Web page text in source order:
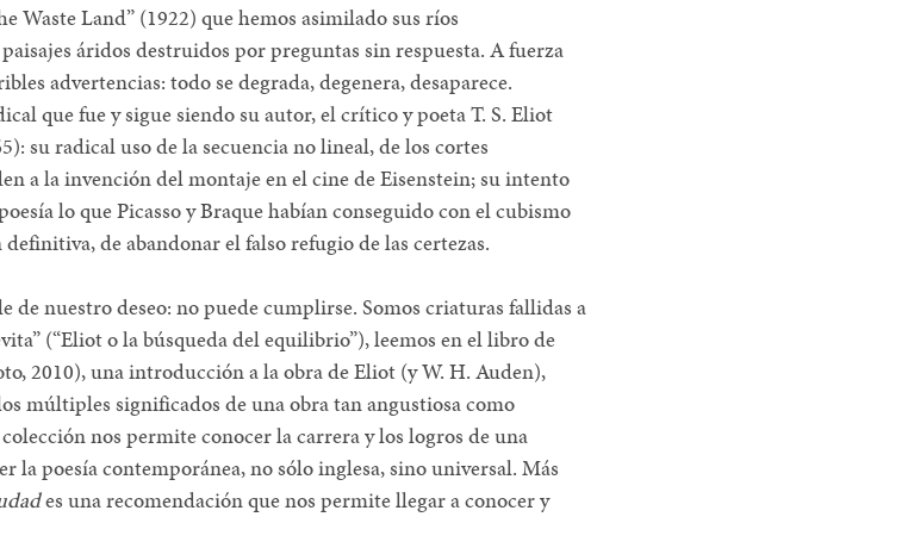
Waste Land” (1922) que hemos asimilado sus ríos
áridos destruidos por preguntas sin respuesta. A fuerza
advertencias: todo se degrada, degenera, desaparece.
que fue y sigue siendo su autor, el crítico y poeta T. S. Eliot
su radical uso de la secuencia no lineal, de los cortes
a la invención del montaje en el cine de Eisenstein; su intento
lo que Picasso y Braque habían conseguido con el cubismo
de abandonar el falso refugio de las certezas.
de nuestro deseo: no puede cumplirse. Somos criaturas fallidas a
(“Eliot o la búsqueda del equilibrio”), leemos en el libro de
2010), una introducción a la obra de Eliot (y W. H. Auden),
múltiples significados de una obra tan angustiosa como
nos permite conocer la carrera y los logros de una
la poesía contemporánea, no sólo inglesa, sino universal. Más
es una recomendación que nos permite llegar a conocer y